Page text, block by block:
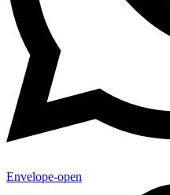
Envelope-open